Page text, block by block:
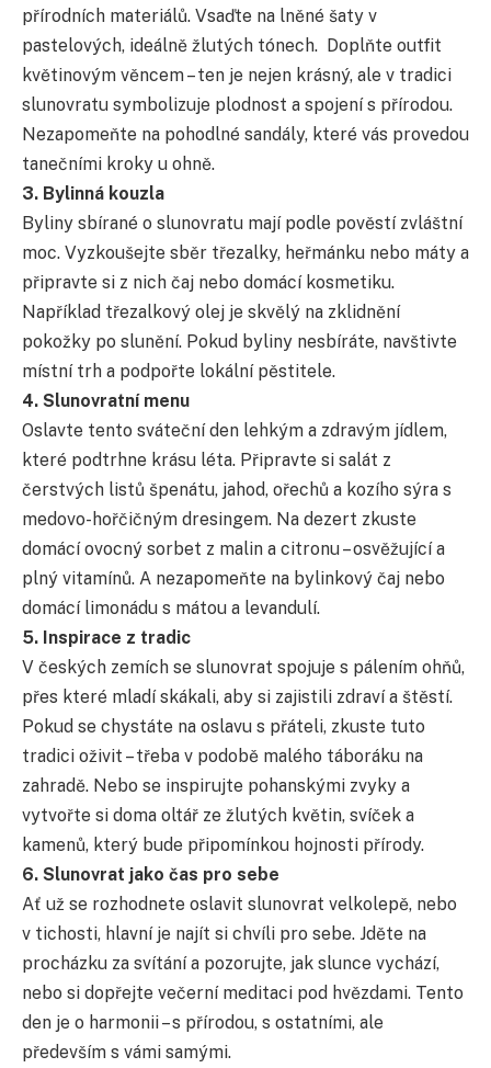
přírodních materiálů. Vsaďte na lněné šaty v
pastelových, ideálně žlutých tónech. Doplňte outfit
květinovým věncem – ten je nejen krásný, ale v tradici
slunovratu symbolizuje plodnost a spojení s přírodou.
Nezapomeňte na pohodlné sandály, které vás provedou
tanečními kroky u ohně.
3. Bylinná kouzla
Byliny sbírané o slunovratu mají podle pověstí zvláštní
moc. Vyzkoušejte sběr třezalky, heřmánku nebo máty a
připravte si z nich čaj nebo domácí kosmetiku.
Například třezalkový olej je skvělý na zklidnění
pokožky po slunění. Pokud byliny nesbíráte, navštivte
místní trh a podpořte lokální pěstitele.
4. Slunovratní menu
Oslavte tento sváteční den lehkým a zdravým jídlem,
které podtrhne krásu léta. Připravte si salát z
čerstvých listů špenátu, jahod, ořechů a kozího sýra s
medovo-hořčičným dresingem. Na dezert zkuste
domácí ovocný sorbet z malin a citronu – osvěžující a
plný vitamínů. A nezapomeňte na bylinkový čaj nebo
domácí limonádu s mátou a levandulí.
5. Inspirace z tradic
V českých zemích se slunovrat spojuje s pálením ohňů,
přes které mladí skákali, aby si zajistili zdraví a štěstí.
Pokud se chystáte na oslavu s přáteli, zkuste tuto
tradici oživit – třeba v podobě malého táboráku na
zahradě. Nebo se inspirujte pohanskými zvyky a
vytvořte si doma oltář ze žlutých květin, svíček a
kamenů, který bude připomínkou hojnosti přírody.
6. Slunovrat jako čas pro sebe
Ať už se rozhodnete oslavit slunovrat velkolepě, nebo
v tichosti, hlavní je najít si chvíli pro sebe. Jděte na
procházku za svítání a pozorujte, jak slunce vychází,
nebo si dopřejte večerní meditaci pod hvězdami. Tento
den je o harmonii – s přírodou, s ostatními, ale
především s vámi samými.